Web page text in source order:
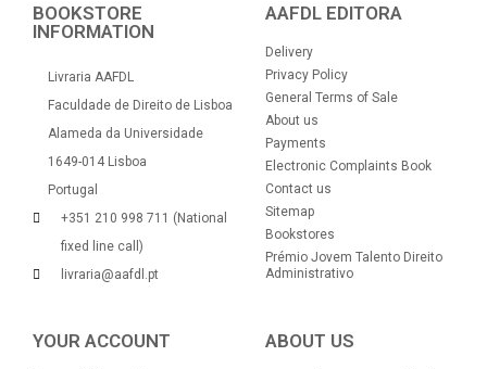
BOOKSTORE
INFORMATION
Livraria AAFDL
Faculdade de Direito de Lisboa
Alameda da Universidade
1649-014 Lisboa
Portugal
+351 210 998 711 (National
fixed line call)
livraria@aafdl.pt
AAFDL EDITORA
Delivery
Privacy Policy
General Terms of Sale
About us
Payments
Electronic Complaints Book
Contact us
Sitemap
Bookstores
Prémio Jovem Talento Direito
Administrativo
YOUR ACCOUNT ABOUT US